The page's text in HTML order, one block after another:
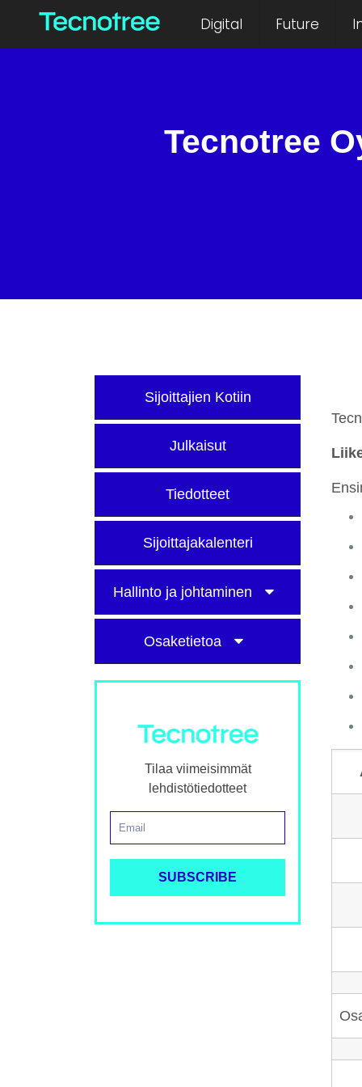
Digital Future
Tecnotree
Sijoittajien Kotiin
Julkaisut
Tiedotteet
Sijoittajakalenteri
Hallinto ja johtaminen
Osaketietoa
Tilaa viimeisimmät
lehdistötiedotteet